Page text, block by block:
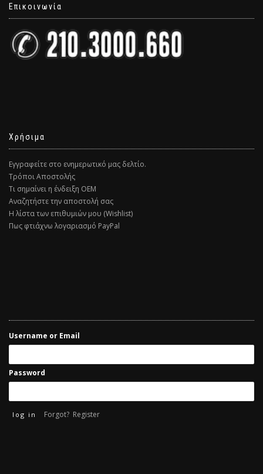
Επικοινωνία
Χρήσιμα
Εγγραφείτε στο ενημερωτικό μας δελτίο.
Τρόποι Αποστολής
Τι σημαίνει η ένδειξη ΟΕΜ
Αναζητήστε την αποστολή σας
Η λίστα των επιθυμιών μου (Wishlist)
Πως φτιάχνω λογαριασμό PayPal
Username or Email
Password
Forgot? Register